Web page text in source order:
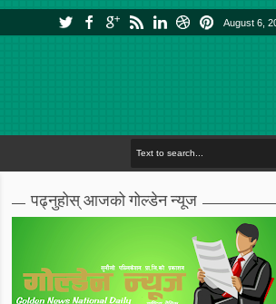
August 6,
पढ्नुहोस् आजको गोल्डेन न्यूज